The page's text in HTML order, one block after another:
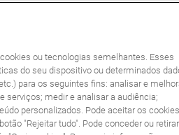
ou tecnologias semelhantes. Esses
do seu dispositivo ou determinados
para os seguintes fins: analisar e
serviços; medir e analisar a audiência;
personalizados. Pode aceitar os cookies
"Rejeitar tudo". Pode conceder ou